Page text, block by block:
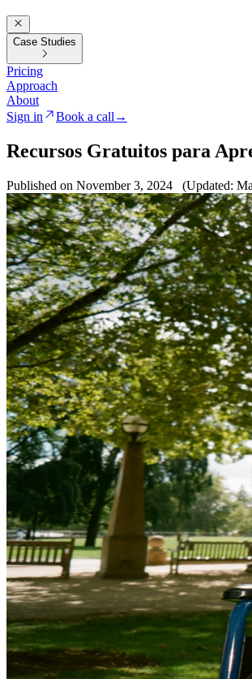
Case Studies
Pricing
Approach
About
Sign in
Book a call →
Recursos Gratuitos para
Published on November 3, 2024 (Updated: